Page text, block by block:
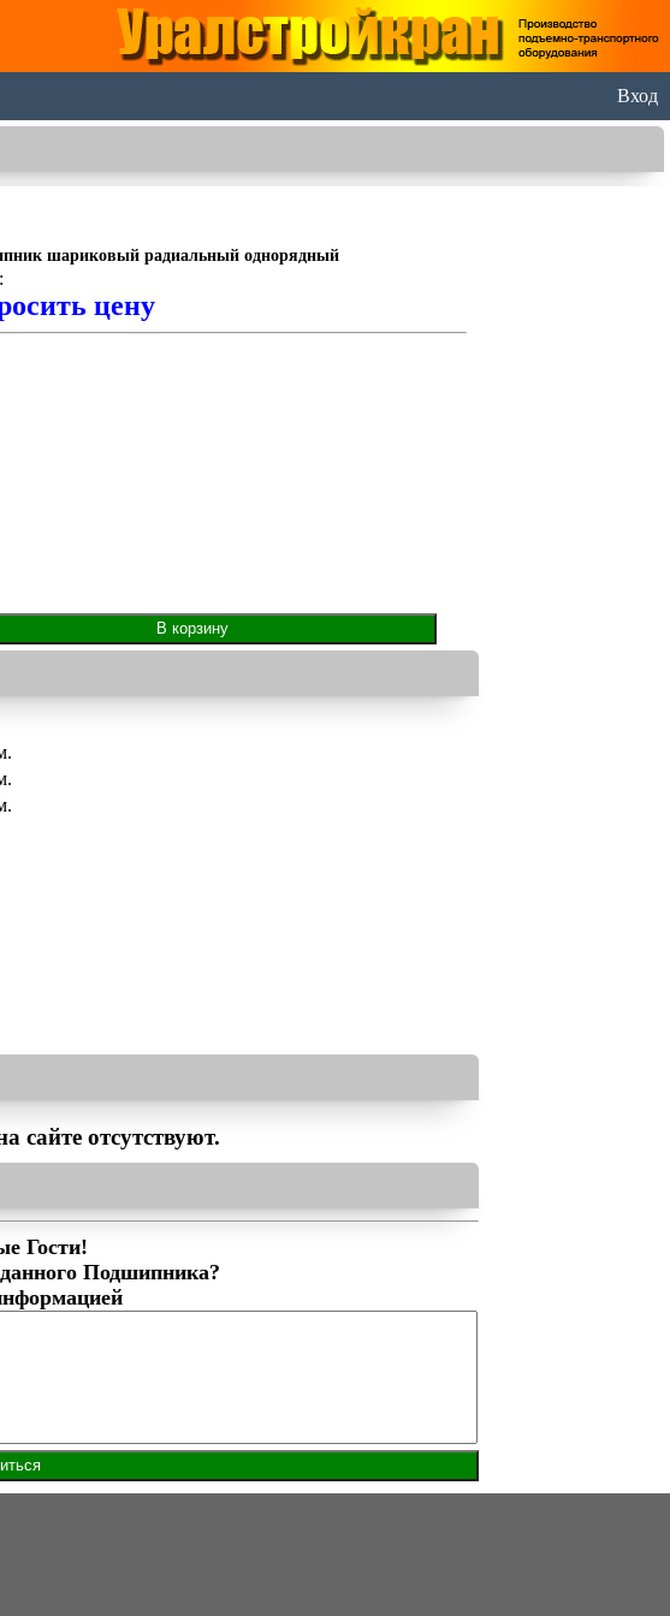
Вход
шариковый радиальный однорядный
цену
сайте отсутствуют.
Гости!
Подшипника?